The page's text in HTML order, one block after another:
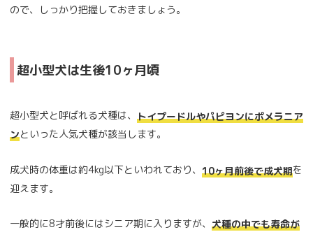
ので、しっかり把握しておきましょう。
超小型犬は生後10ヶ月頃
超小型犬と呼ばれる犬種は、 トイプードルやパピヨンにポメラニア
ンといった人気犬種が該当します。
成犬時の体重は約4kg以下といわれており、 10ヶ月前後で成犬期を
迎えます。
一般的に8才前後にはシニア期に入りますが、 犬種の中でも寿命が